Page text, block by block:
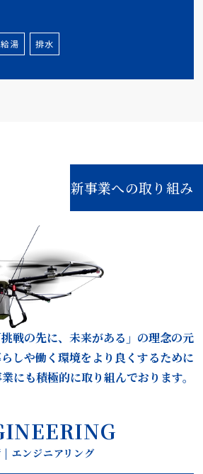
給湯 排水
新事業への取り組み
戦の先に、未来がある」の理念の元
しや働く環境をより良くするために
にも積極的に取り組んでおります。
| エンジニアリング